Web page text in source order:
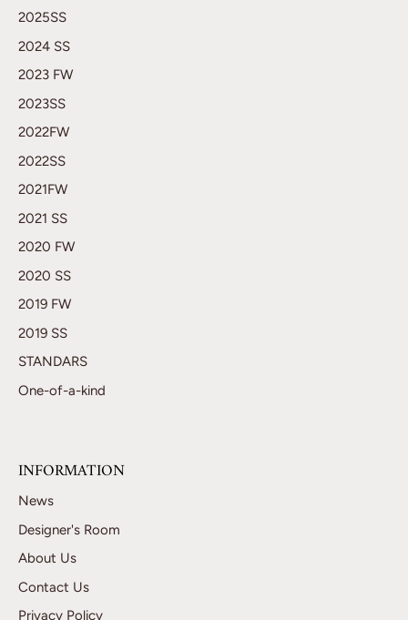
2025SS
2024 SS
2023 FW
2023SS
2022FW
2022SS
2021FW
2021 SS
2020 FW
2020 SS
2019 FW
2019 SS
STANDARS
One-of-a-kind
INFORMATION
News
Designer's Room
About Us
Contact Us
Privacy Policy